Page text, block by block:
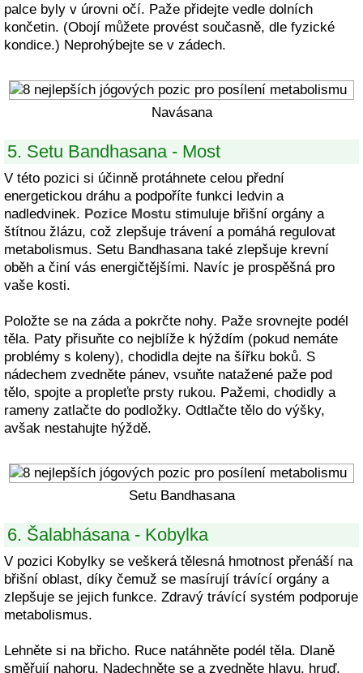
palce byly v úrovni očí. Paže přidejte vedle dolních
končetin. (Obojí můžete provést současně, dle fyzické
kondice.) Neprohýbejte se v zádech.
Navásana
5. Setu Bandhasana - Most
V této pozici si účinně protáhnete celou přední
energetickou dráhu a podpoříte funkci ledvin a
nadledvinek. Pozice Mostu stimuluje břišní orgány a
štítnou žlázu, což zlepšuje trávení a pomáhá regulovat
metabolismus. Setu Bandhasana také zlepšuje krevní
oběh a činí vás energičtějšími. Navíc je prospěšná pro
vaše kosti.
Položte se na záda a pokrčte nohy. Paže srovnejte podél
těla. Paty přisuňte co nejblíže k hýždím (pokud nemáte
problémy s koleny), chodidla dejte na šířku boků. S
nádechem zvedněte pánev, vsuňte natažené paže pod
tělo, spojte a propleťte prsty rukou. Pažemi, chodidly a
rameny zatlačte do podložky. Odtlačte tělo do výšky,
avšak nestahujte hýždě.
Setu Bandhasana
6. Šalabhásana - Kobylka
V pozici Kobylky se veškerá tělesná hmotnost přenáší na
břišní oblast, díky čemuž se masírují trávící orgány a
zlepšuje se jejich funkce. Zdravý trávící systém podporuje
metabolismus.
Lehněte si na břicho. Ruce natáhněte podél těla. Dlaně
směřují nahoru. Nadechněte se a zvedněte hlavu, hruď,